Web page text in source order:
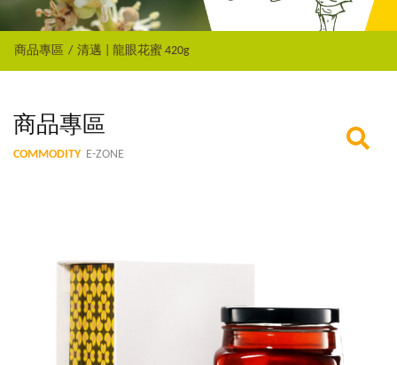
商品專區 清邁 | 龍眼花蜜 420g
商品專區
COMMODITY E-ZONE